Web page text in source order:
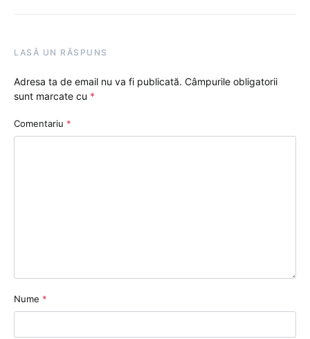
LASĂ UN RĂSPUNS
Adresa ta de email nu va fi publicată. Câmpurile obligatorii
sunt marcate cu *
Comentariu *
Nume *